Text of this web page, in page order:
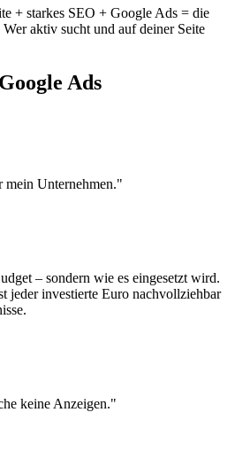
+ starkes SEO + Google Ads = die
aktiv sucht und auf deiner Seite
Google Ads
mein Unternehmen."
– sondern wie es eingesetzt wird.
jeder investierte Euro nachvollziehbar
keine Anzeigen."